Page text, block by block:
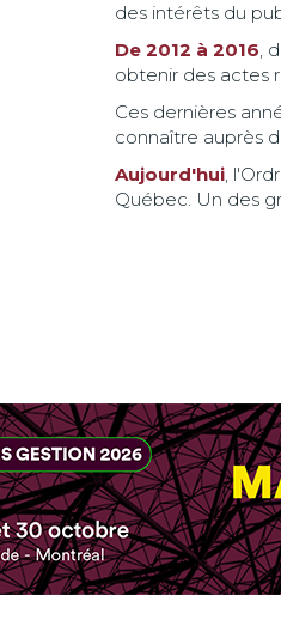
des intérêts du
De 2012 à 2016,
obtenir des actes
Ces dernières
connaître auprès
Aujourd'hui,
Québec. Un des